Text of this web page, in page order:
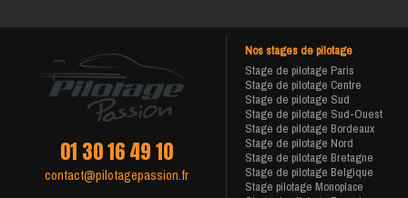
01 30 16 49 10
contact@pilotagepassion.fr
Nos stages de pilotage
Stage de pilotage Paris
Stage de pilotage Centre
Stage de pilotage Sud
Stage de pilotage Sud-Ouest
Stage de pilotage Bordeaux
Stage de pilotage Nord
Stage de pilotage Bretagne
Stage de pilotage Belgique
Stage pilotage Monoplace